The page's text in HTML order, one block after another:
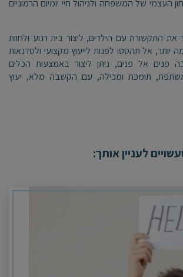
העצמי של המשפחה ולניהול חיי יומיום הרמוניים
התקשורת עם הילדים, ליצור בית רגוע ולחוות
יותר, אל תהססו לפנות לייעוץ מקצועי ולסדנאות
פנים אל פנים, ניתן ליצור באמצעות הכלים
משתפת, תומכת ומכילה, עם הקשבה מלא, יעוץ
לעניין אותך: